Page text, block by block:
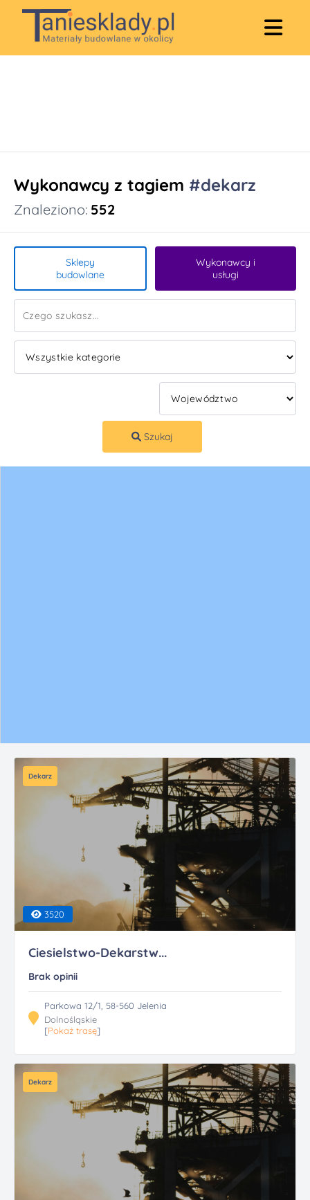
Wykonawcy z tagiem #dekarz
Znaleziono: 552
Sklepy
budowlane
Wykonawcy i
usługi
Szukaj
Dekarz
3520
Ciesielstwo-Dekarstw...
Brak opinii
Parkowa 12/1, 58-560 Jelenia
Dolnośląskie
[Pokaż trasę]
Dekarz